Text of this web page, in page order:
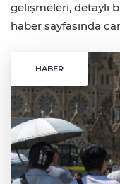
gelişmeleri, detaylı
haber sayfasında
HABER